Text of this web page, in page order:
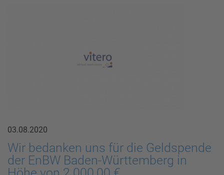
Wir bedanken uns für die Geldspende
der EnBW Baden-Württemberg in
03.08.2020